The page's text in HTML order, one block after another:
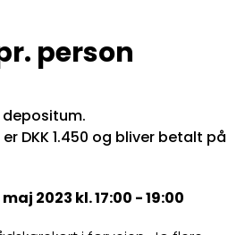
person
depositum.
DKK 1.450 og bliver betalt på
2023 kl. 17:00 - 19:00